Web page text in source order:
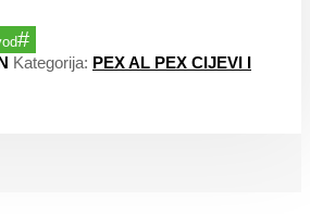
Kategorija: PEX AL PEX CIJEVI I